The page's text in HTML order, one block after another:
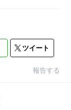
ツイート
報告する